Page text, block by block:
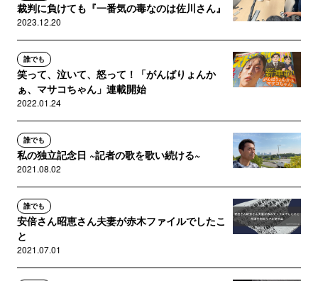
裁判に負けても『一番気の毒なのは佐川さん』
2023.12.20
誰でも
笑って、泣いて、怒って！「がんばりょんか
ぁ、マサコちゃん」連載開始
2022.01.24
誰でも
私の独立記念日 ~記者の歌を歌い続ける~
2021.08.02
誰でも
安倍さん昭恵さん夫妻が赤木ファイルでしたこ
と
2021.07.01